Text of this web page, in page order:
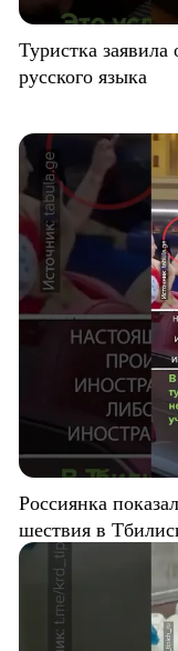
Туристка
русского языка
Россиянка
шествия в